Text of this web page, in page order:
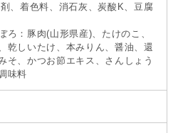
、着色料、消石灰、炭酸K、豆腐
ろ：豚肉(山形県産)、たけのこ、
乾しいたけ、本みりん、醤油、還
そ、かつお節エキス、さんしょう
味料